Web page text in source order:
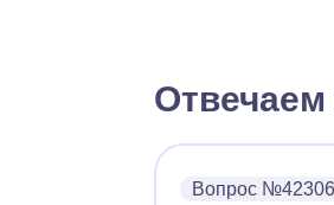
Вопрос №42306